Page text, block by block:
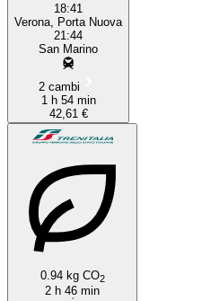
18:41
Verona, Porta Nuova
21:44
San Marino
2 cambi
1 h 54 min
42,61 €
0.94 kg CO2
2 h 46 min